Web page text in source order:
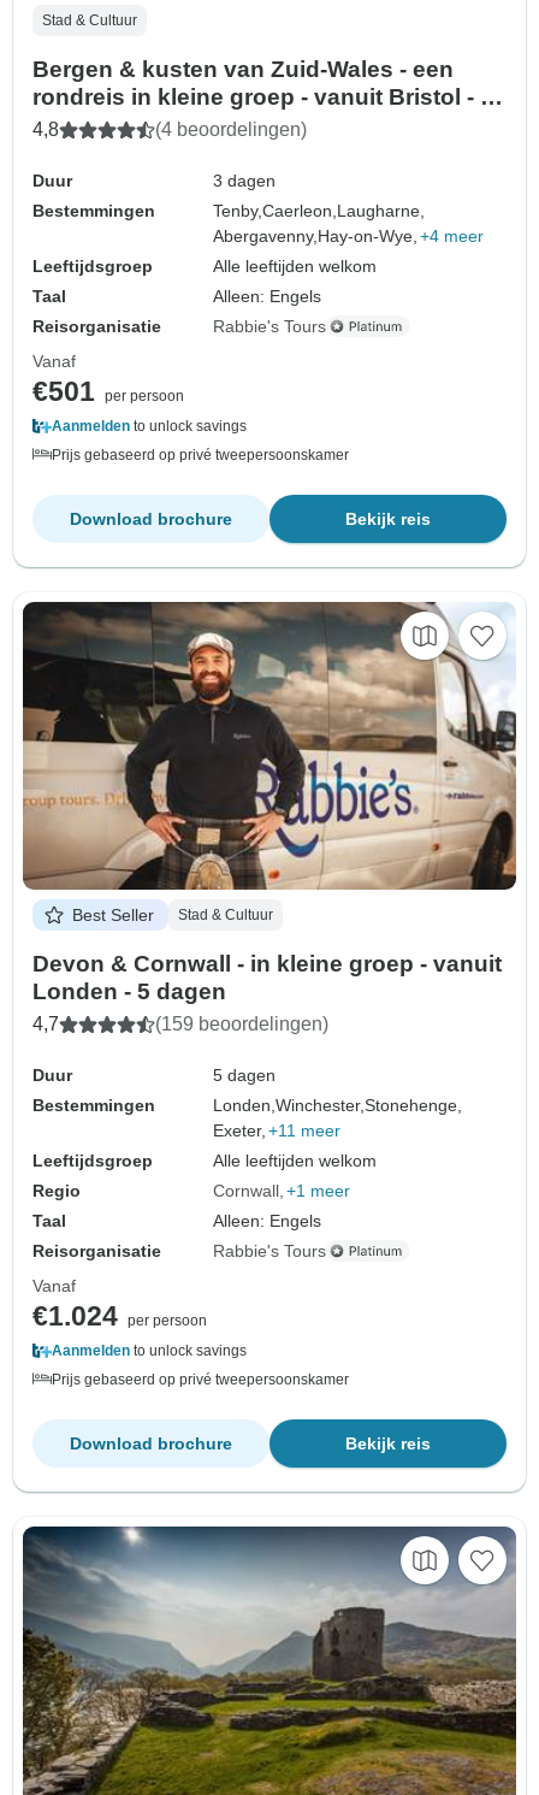
Stad & Cultuur
Bergen & kusten van Zuid-Wales - een
rondreis in kleine groep - vanuit Bristol - 3
dagen
4,8 (4 beoordelingen)
Duur
3 dagen
Bestemmingen
Tenby,Caerleon, Laugharne,
Abergavenny, Hay-on-Wye, +4 meer
Leeftijdsgroep
Alle leeftijden welkom
Taal
Alleen: Engels
Reisorganisatie
Rabbie's Tours
Vanaf
€501 per persoon
Aanmelden to unlock savings
Prijs gebaseerd op privé tweepersoonskamer
Bekijk reis
Download brochure
Best Seller Stad & Cultuur
Devon & Cornwall - in kleine groep - vanuit
Londen - 5 dagen
4,7 (159 beoordelingen)
Duur
5 dagen
Bestemmingen
Londen,Winchester,Stonehenge,
Exeter, +11 meer
Leeftijdsgroep
Alle leeftijden welkom
Regio
Cornwall +1 meer
Taal
Alleen: Engels
Reisorganisatie
Rabbie's Tours
Vanaf
€1.024 per persoon
Aanmelden to unlock savings
Prijs gebaseerd op privé tweepersoonskamer
Bekijk reis
Download brochure